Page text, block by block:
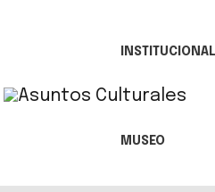
INSTITUCIONAL
MUSEO